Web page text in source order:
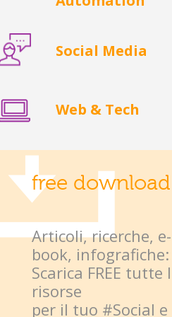
Social Media
Web & Tech
free download
Articoli, ricerche, e-
book, infografiche:
Scarica FREE tutte
risorse
per il tuo #Social e